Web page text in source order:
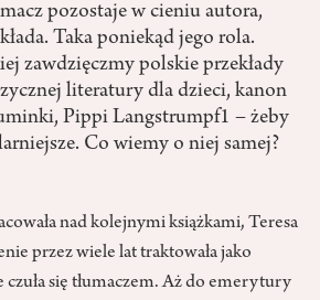
pozostaje w cieniu autora,
Taka poniekąd jego rola.
zawdzięczmy polskie przekłady
literatury dla dzieci, kanon
Pippi Langstrumpf1 – żeby
Co wiemy o niej samej?
nad kolejnymi książkami, Teresa
przez wiele lat traktowała jako
czuła się tłumaczem. Aż do emerytury